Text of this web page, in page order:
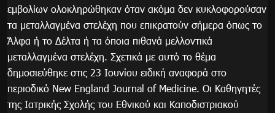
εμβολίων ολοκληρώθηκαν όταν ακόμα δεν κυκλοφορούσαν
τα μεταλλαγμένα στελέχη που επικρατούν σήμερα όπως το
Άλφα ή το Δέλτα ή τα όποια πιθανά μελλοντικά
μεταλλαγμένα στελέχη. Σχετικά με αυτό το θέμα
δημοσιεύθηκε στις 23 Ιουνίου ειδική αναφορά στο
περιοδικό New England Journal of Medicine. Οι Καθηγητές
της Ιατρικής Σχολής του Εθνικού και Καποδιστριακού